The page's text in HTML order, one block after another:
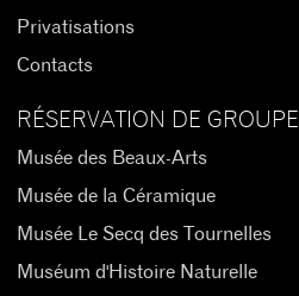
Privatisations
Contacts
RÉSERVATION DE GROUPE
Musée des Beaux-Arts
Musée de la Céramique
Musée Le Secq des Tournelles
Muséum d'Histoire Naturelle